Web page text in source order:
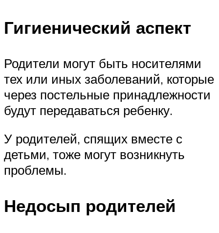
Гигиенический аспект
Родители могут быть носителями
тех или иных заболеваний, которые
через постельные принадлежности
будут передаваться ребенку.
У родителей, спящих вместе с
детьми, тоже могут возникнуть
проблемы.
Недосып родителей